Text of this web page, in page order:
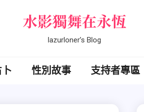
水影獨舞在永恆
lazurloner’s Blog
性別故事 支持者專區